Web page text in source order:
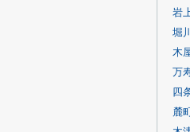
岩
堀
木
万
四
麓町